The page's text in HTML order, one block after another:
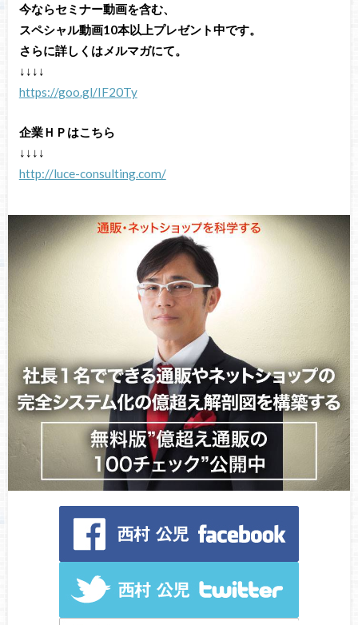
今ならセミナー動画を含む、
スペシャル動画10本以上プレゼント中です。
さらに詳しくはメルマガにて。
↓↓↓↓
https://goo.gl/IF20Ty
企業ＨＰはこちら
↓↓↓↓
http://luce-consulting.com/